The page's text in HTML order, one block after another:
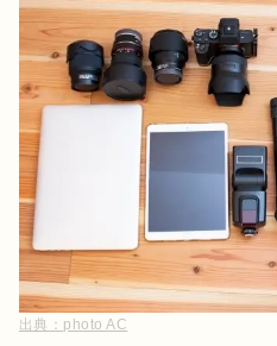
出典： photo AC